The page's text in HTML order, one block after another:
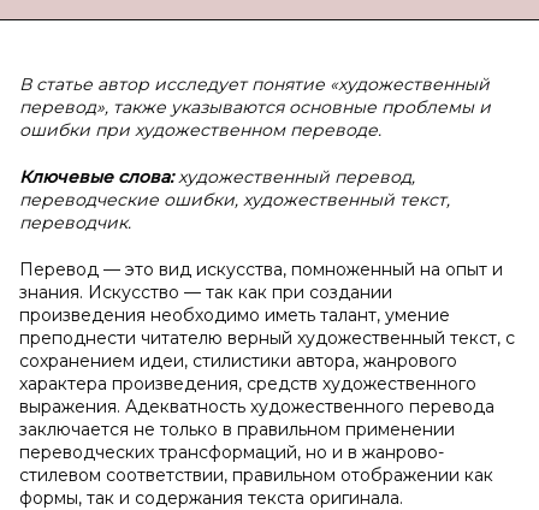
В статье автор исследует понятие «художественный
перевод», также указываются основные проблемы и
ошибки при художественном переводе.
Ключевые слова:художественный перевод,
переводческие ошибки, художественный текст,
переводчик.
Перевод — это вид искусства, помноженный на опыт и
знания. Искусство — так как при создании
произведения необходимо иметь талант, умение
преподнести читателю верный художественный текст, с
сохранением идеи, стилистики автора, жанрового
характера произведения, средств художественного
выражения. Адекватность художественного перевода
заключается не только в правильном применении
переводческих трансформаций, но и в жанрово-
стилевом соответствии, правильном отображении как
формы, так и содержания текста оригинала.